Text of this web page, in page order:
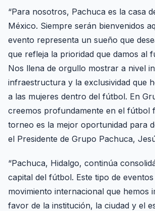
“Para nosotros, Pachuca es la casa
México. Siempre serán bienvenidos
evento representa un sueño que
que refleja la prioridad que damos al
Nos llena de orgullo mostrar a nivel
infraestructura y la exclusividad que
a las mujeres dentro del fútbol. En
creemos profundamente en el fútbol
torneo es la mejor oportunidad para
el Presidente de Grupo Pachuca,
“Pachuca, Hidalgo, continúa
capital del fútbol. Este tipo de
movimiento internacional que hemos
favor de la institución, la ciudad y el